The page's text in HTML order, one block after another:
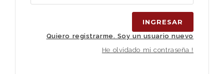
INGRESAR
Quiero registrarme. Soy un usuario nuevo
He olvidado mi contraseña !